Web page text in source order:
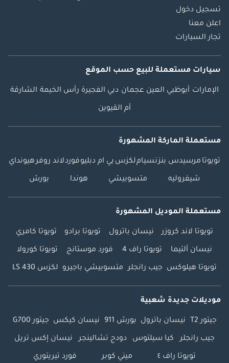
تسجيل دخول
اعلن معنا
تجار السيارات
سيارات مستعملة للبيع حسب الموقع
الإمارات أبوظبي العين عجمان دبي الفجيرة رأس الخيمة الشارقة
أم القيوين
مستعملة الماركة المشهورة
تويوتا مرسيدس بنزنسياملكزس بي ام دبليوفوردلاند روفرهيونداي
شيفروليه متسوبيشي هوندا بورش
مستعملة الموديل المشهورة
تويوتا لاند كروزر نيسان باترول تويوتا برادو تويوتا كامري
نيسان ألتيما تويوتا راف 4 فورد موستانج تويوتا كورولا
تويوتا هيلوكس جيب رانجلر متسوبيشي باجيرو لكزس LS 430
موديلات جديدة شعبية
جيتور T2 نيسان باترول بورش 911 نيسان كيكس جيتور G700
جيب رانجلر كيا سيلتوس دودج تشالينجر نيسان إكس تريل
تويوتا راف ٤ ميني كوبر فورد تيريتوري